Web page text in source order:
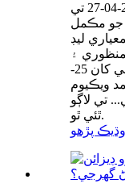
جو مڪمل
ليڊ
منظوري ۽
تصديق ٿيل پيشگي ادائيگي جي وصولي کان 25-
ويڪيوم
تي لاڳو
ٿئي ٿو.
وڌيڪ پڙهو